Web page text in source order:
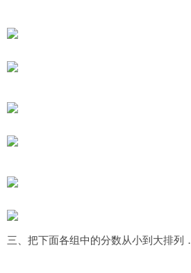
三、把下面各组中的分数从小到大排列．